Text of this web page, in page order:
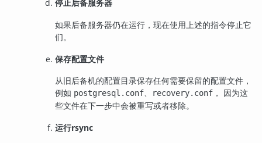
停止后备服务器
如果后备服务器仍在运行，现在使用上述的指令停止它
们。
保存配置文件
从旧后备机的配置目录保存任何需要保留的配置文件，
例如 postgresql.conf、 recovery.conf ， 因为这
些文件在下一步中会被重写或者移除。
运行rsync